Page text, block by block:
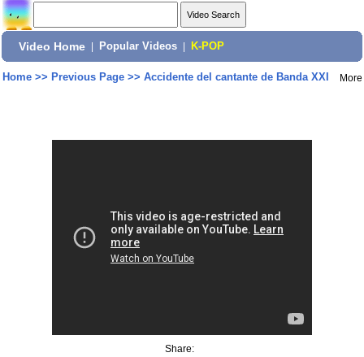
Video Home Popular Videos K-POP
Home>> Previous Page>> Accidente del cantante de Banda XXI More
Share: